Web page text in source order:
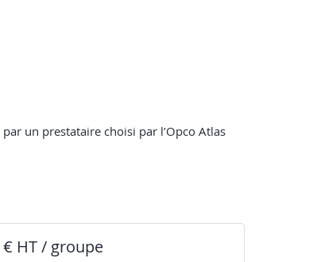
un prestataire choisi par l’Opco Atlas
€ HT / groupe